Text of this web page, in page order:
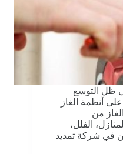
ظل التوسع
على أنظمة الغاز
من
الفلل،
في شركة تمديد